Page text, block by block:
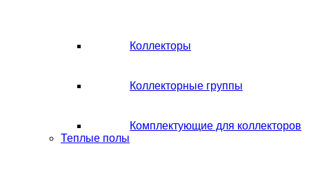
Коллекторы
Коллекторные группы
Комплектующие для коллекторов
Теплые полы